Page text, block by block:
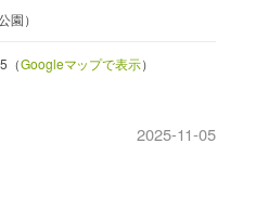
園）
（Googleマップで表示）
2025-11-05